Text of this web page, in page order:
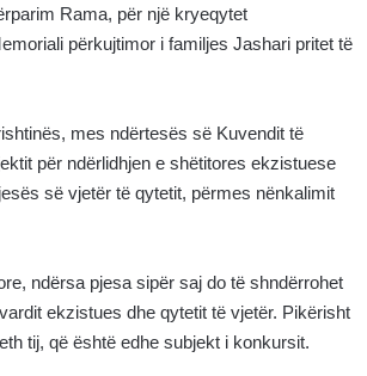
Rama, për një kryeqytet
përkujtimor i familjes Jashari pritet të
mes ndërtesës së Kuvendit të
për ndërlidhjen e shëtitores ekzistuese
së vjetër të qytetit, përmes nënkalimit
ndërsa pjesa sipër saj do të shndërrohet
ekzistues dhe qytetit të vjetër. Pikërisht
tij, që është edhe subjekt i konkursit.